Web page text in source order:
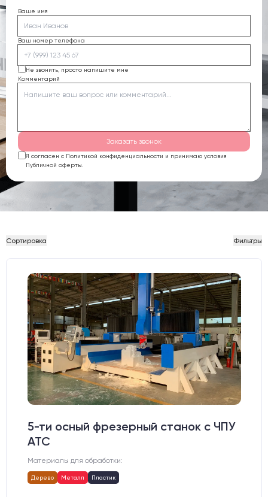
Ваше имя
Ваш номер телефона
Не звонить, просто напишите мне
Комментарий
Заказать звонок
Я согласен с Политикой конфиденциальности и принимаю условия
Публичной оферты.
Сортировка Фильтры
5-ти осный фрезерный станок с ЧПУ
АТС
Материалы для обработки:
Дерево Металл Пластик